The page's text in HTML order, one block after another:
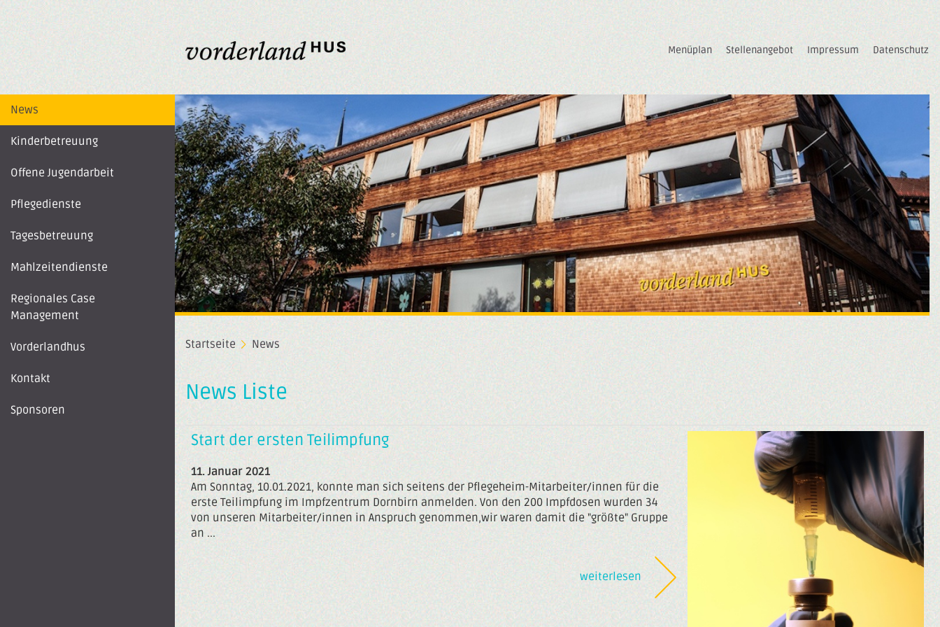
News
Kinderbetreuung
Offene Jugendarbeit
Pflegedienste
Tagesbetreuung
Mahlzeitendienste
Regionales Case
Management
Vorderlandhus
Kontakt
Sponsoren
Menüplan Stellenangebot Impressum Datenschutz
Startseite News
News Liste
Start der ersten Teilimpfung
11. Januar 2021
Am Sonntag, 10.01.2021, konnte man sich seitens der Pflegeheim-Mitarbeiter/innen für die
erste Teilimpfung im Impfzentrum Dornbirn anmelden. Von den 200 Impfdosen wurden 34
von unseren Mitarbeiter/innen in Anspruch genommen,wir waren damit die "größte" Gruppe
an ...
weiterlesen